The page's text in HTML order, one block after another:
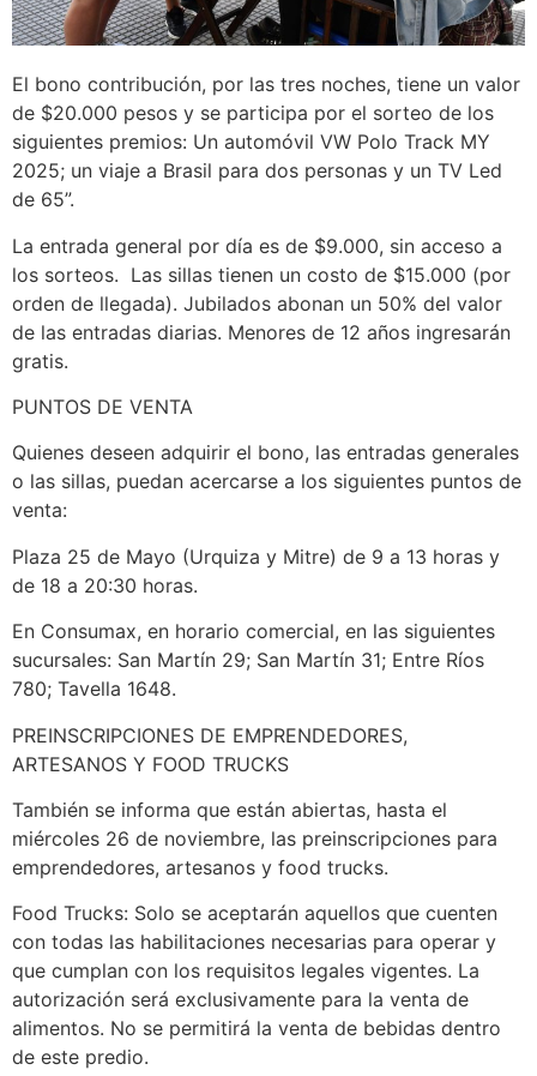
El bono contribución, por las tres noches, tiene un valor
de $20.000 pesos y se participa por el sorteo de los
siguientes premios: Un automóvil VW Polo Track MY
2025; un viaje a Brasil para dos personas y un TV Led
de 65”.
La entrada general por día es de $9.000, sin acceso a
los sorteos. Las sillas tienen un costo de $15.000 (por
orden de llegada). Jubilados abonan un 50% del valor
de las entradas diarias. Menores de 12 años ingresarán
gratis.
PUNTOS DE VENTA
Quienes deseen adquirir el bono, las entradas generales
o las sillas, puedan acercarse a los siguientes puntos de
venta:
Plaza 25 de Mayo (Urquiza y Mitre) de 9 a 13 horas y
de 18 a 20:30 horas.
En Consumax, en horario comercial, en las siguientes
sucursales: San Martín 29; San Martín 31; Entre Ríos
780; Tavella 1648.
PREINSCRIPCIONES DE EMPRENDEDORES,
ARTESANOS Y FOOD TRUCKS
También se informa que están abiertas, hasta el
miércoles 26 de noviembre, las preinscripciones para
emprendedores, artesanos y food trucks.
Food Trucks: Solo se aceptarán aquellos que cuenten
con todas las habilitaciones necesarias para operar y
que cumplan con los requisitos legales vigentes. La
autorización será exclusivamente para la venta de
alimentos. No se permitirá la venta de bebidas dentro
de este predio.